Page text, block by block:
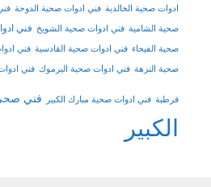
ادوات صحية الخالدية فني ادوات صحية الدوحة
صحية الشامية فني ادوات صحية الشويخ فني
صحية الفيحاء فني ادوات صحية القادسية فني
صحية النزهة فني ادوات صحية اليرموك فني
قرطبة فني ادوات صحية مبارك الكبير فني
الكبير